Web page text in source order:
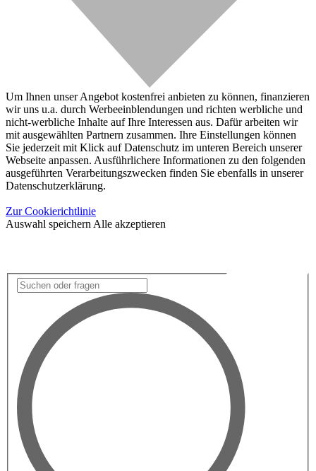
Um Ihnen unser Angebot kostenfrei anbieten zu können, finanzieren
wir uns u.a. durch Werbeeinblendungen und richten werbliche und
nicht-werbliche Inhalte auf Ihre Interessen aus. Dafür arbeiten wir
mit ausgewählten Partnern zusammen. Ihre Einstellungen können
Sie jederzeit mit Klick auf Datenschutz im unteren Bereich unserer
Webseite anpassen. Ausführlichere Informationen zu den folgenden
ausgeführten Verarbeitungszwecken finden Sie ebenfalls in unserer
Datenschutzerklärung.
Zur Cookierichtlinie
Auswahl speichern Alle akzeptieren